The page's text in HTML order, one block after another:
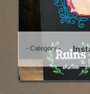
- Category -